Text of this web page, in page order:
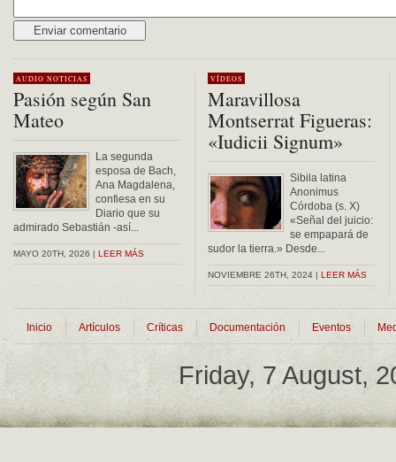
AUDIO NOTICIAS
Pasión según San
Mateo
La segunda
esposa de Bach,
Ana Magdalena,
confiesa en su
Diario que su
admirado Sebastián -así...
MAYO 20TH, 2026 | LEER MÁS
VÍDEOS
Maravillosa
Montserrat Figueras:
«Iudicii Signum»
Sibila latina
Anonimus
Córdoba (s. X)
«Señal del juicio:
se empapará de
sudor la tierra.» Desde...
NOVIEMBRE 26TH, 2024 | LEER MÁS
Inicio Artículos Críticas Documentación Eventos
Friday, 7 August,